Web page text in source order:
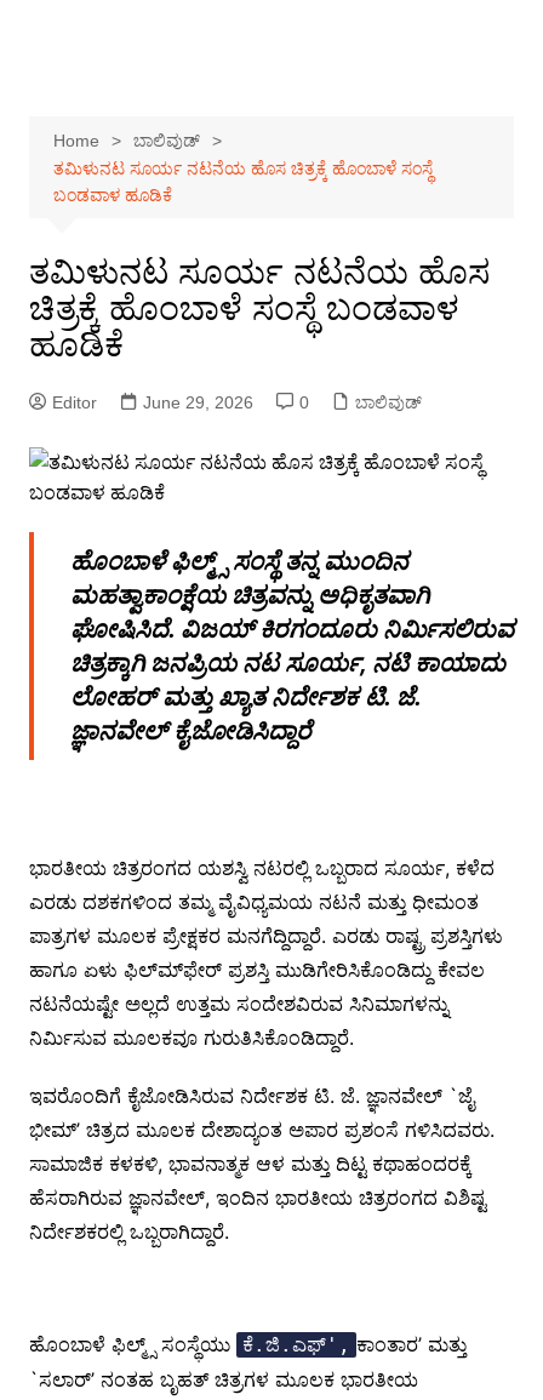
Home
ಬಾಲಿವುಡ್
ತಮಿಳುನಟ ಸೂರ್ಯ ನಟನೆಯ ಹೊಸ ಚಿತ್ರಕ್ಕೆ ಹೊಂಬಾಳೆ ಸಂಸ್ಥೆ
ಬಂಡವಾಳ ಹೂಡಿಕೆ
ತಮಿಳುನಟ ಸೂರ್ಯ ನಟನೆಯ ಹೊಸ
ಚಿತ್ರಕ್ಕೆ ಹೊಂಬಾಳೆ ಸಂಸ್ಥೆ ಬಂಡವಾಳ
ಹೂಡಿಕೆ
Editor June 29, 2026 0 ಬಾಲಿವುಡ್
ಹೊಂಬಾಳೆ ಫಿಲ್ಮ್ಸ್ ಸಂಸ್ಥೆ ತನ್ನ ಮುಂದಿನ
ಮಹತ್ವಾಕಾಂಕ್ಷೆಯ ಚಿತ್ರವನ್ನು ಅಧಿಕೃತವಾಗಿ
ಘೋಷಿಸಿದೆ. ವಿಜಯ್ ಕಿರಗಂದೂರು ನಿರ್ಮಿಸಲಿರುವ
ಚಿತ್ರಕ್ಕಾಗಿ ಜನಪ್ರಿಯ ನಟ ಸೂರ್ಯ, ನಟಿ ಕಾಯಾದು
ಲೋಹರ್ ಮತ್ತು ಖ್ಯಾತ ನಿರ್ದೇಶಕ ಟಿ. ಜೆ.
ಜ್ಞಾನವೇಲ್ ಕೈಜೋಡಿಸಿದ್ದಾರೆ
ಭಾರತೀಯ ಚಿತ್ರರಂಗದ ಯಶಸ್ವಿ ನಟರಲ್ಲಿ ಒಬ್ಬರಾದ ಸೂರ್ಯ, ಕಳೆದ
ಎರಡು ದಶಕಗಳಿಂದ ತಮ್ಮ ವೈವಿಧ್ಯಮಯ ನಟನೆ ಮತ್ತು ಧೀಮಂತ
ಪಾತ್ರಗಳ ಮೂಲಕ ಪ್ರೇಕ್ಷಕರ ಮನಗೆದ್ದಿದ್ದಾರೆ. ಎರಡು ರಾಷ್ಟ್ರ ಪ್ರಶಸ್ತಿಗಳು
ಹಾಗೂ ಏಳು ಫಿಲ್ಮ್‍ಫೇರ್ ಪ್ರಶಸ್ತಿ ಮುಡಿಗೇರಿಸಿಕೊಂಡಿದ್ದು ಕೇವಲ
ನಟನೆಯಷ್ಟೇ ಅಲ್ಲದೆ ಉತ್ತಮ ಸಂದೇಶವಿರುವ ಸಿನಿಮಾಗಳನ್ನು
ನಿರ್ಮಿಸುವ ಮೂಲಕವೂ ಗುರುತಿಸಿಕೊಂಡಿದ್ದಾರೆ.
ಇವರೊಂದಿಗೆ ಕೈಜೋಡಿಸಿರುವ ನಿರ್ದೇಶಕ ಟಿ. ಜೆ. ಜ್ಞಾನವೇಲ್ `ಜೈ
ಭೀಮ್’ ಚಿತ್ರದ ಮೂಲಕ ದೇಶಾದ್ಯಂತ ಅಪಾರ ಪ್ರಶಂಸೆ ಗಳಿಸಿದವರು.
ಸಾಮಾಜಿಕ ಕಳಕಳಿ, ಭಾವನಾತ್ಮಕ ಆಳ ಮತ್ತು ದಿಟ್ಟ ಕಥಾಹಂದರಕ್ಕೆ
ಹೆಸರಾಗಿರುವ ಜ್ಞಾನವೇಲ್, ಇಂದಿನ ಭಾರತೀಯ ಚಿತ್ರರಂಗದ ವಿಶಿಷ್ಟ
ನಿರ್ದೇಶಕರಲ್ಲಿ ಒಬ್ಬರಾಗಿದ್ದಾರೆ.
ಹೊಂಬಾಳೆ ಫಿಲ್ಮ್ಸ್ ಸಂಸ್ಥೆಯು ಕೆ.ಜಿ.ಎಫ್', ಕಾಂತಾರ’ ಮತ್ತು
`ಸಲಾರ್’ ನಂತಹ ಬೃಹತ್ ಚಿತ್ರಗಳ ಮೂಲಕ ಭಾರತೀಯ